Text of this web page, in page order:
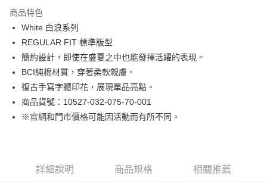
街口支付
悠遊付
Google Pay
貨到付款
運送方式
商品特色
White 白浪系列
REGULAR FIT 標準版型
簡約設計，即使在盛夏之中也能發揮活躍的表現。
BCI純棉材質，穿著柔軟親膚。
復古手寫字體印花，展現單品亮點。
商品貨號：10527-032-075-70-001
※官網和門市價格可能因活動而有所不同。
詳細說明 商品規格 相關推薦